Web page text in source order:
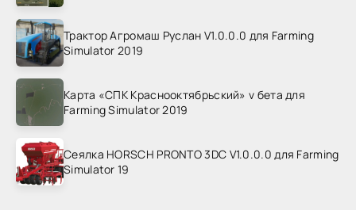
Трактор Агромаш Руслан V1.0.0.0 для Farming
Simulator 2019
Карта «СПК Краснооктябрьский» v бета для
Farming Simulator 2019
Сеялка HORSCH PRONTO 3DC V1.0.0.0 для Farming
Simulator 19